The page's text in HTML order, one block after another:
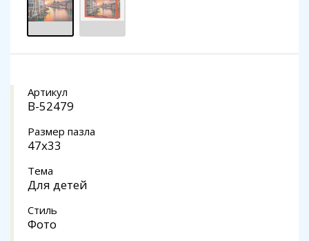
Артикул
B-52479
Размер пазла
47x33
Тема
Для детей
Стиль
Фото